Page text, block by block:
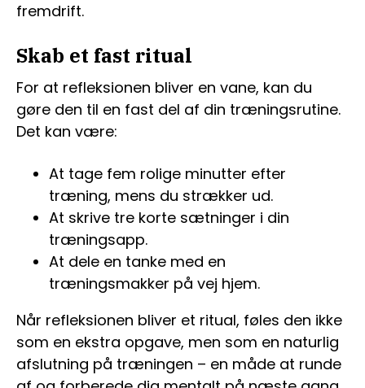
fremdrift.
Skab et fast ritual
For at refleksionen bliver en vane, kan du
gøre den til en fast del af din træningsrutine.
Det kan være:
At tage fem rolige minutter efter
træning, mens du strækker ud.
At skrive tre korte sætninger i din
træningsapp.
At dele en tanke med en
træningsmakker på vej hjem.
Når refleksionen bliver et ritual, føles den ikke
som en ekstra opgave, men som en naturlig
afslutning på træningen – en måde at runde